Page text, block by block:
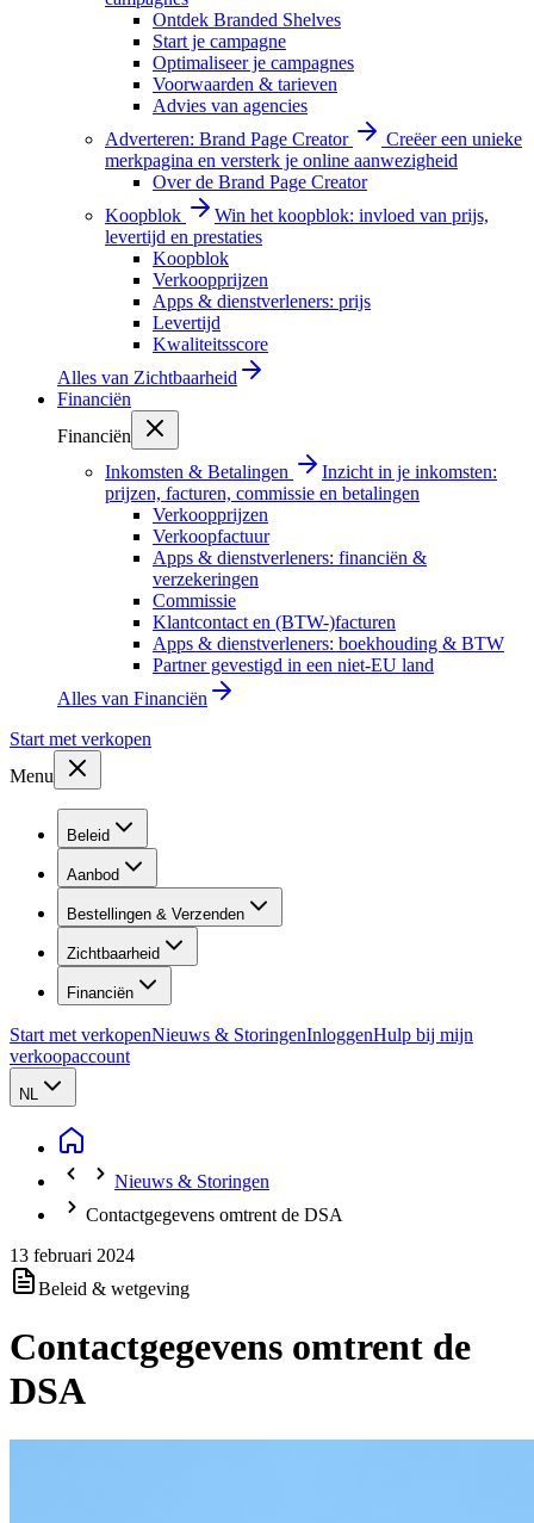
Ontdek Branded Shelves
Start je campagne
Optimaliseer je campagnes
Voorwaarden & tarieven
Advies van agencies
Adverteren: Brand Page Creator
Creëer een unieke
merkpagina en versterk je online aanwezigheid
Over de Brand Page Creator
Koopblok
Win het koopblok: invloed van prijs,
levertijd en prestaties
Koopblok
Verkoopprijzen
Apps & dienstverleners: prijs
Levertijd
Kwaliteitsscore
Alles van Zichtbaarheid
Financiën
Financiën
Inkomsten & Betalingen
Inzicht in je inkomsten:
prijzen, facturen, commissie en betalingen
Verkoopprijzen
Verkoopfactuur
Apps & dienstverleners: financiën &
verzekeringen
Commissie
Klantcontact en (BTW-)facturen
Apps & dienstverleners: boekhouding & BTW
Partner gevestigd in een niet-EU land
Alles van Financiën
Start met verkopen
Menu
Beleid
Aanbod
Bestellingen & Verzenden
Zichtbaarheid
Financiën
Start met verkopenNieuws & StoringenInloggenHulp bij mijn
verkoopaccount
NL
Nieuws & Storingen
Contactgegevens omtrent de DSA
13 februari 2024
Beleid & wetgeving
Contactgegevens omtrent de
DSA